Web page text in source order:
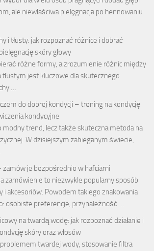
ale niewłaściwa pielęgnacja po hennowaniu
i tłusty: jak rozpoznać różnice i dobrać
skóry głowy
różne formy, a zrozumienie różnic między
tłustym jest kluczowe dla skutecznego
…
do dobrej kondycji – trening na kondycję
kondycyjne
modny trend, lecz także skuteczna metoda na
W dzisiejszym zabieganym świecie,
zamów je bezpośrednio w hafciarni
zamówienie to niezwykle popularny sposób
i akcesoriów. Powodem takiego znakowania
osobiste preferencje, przynależność …
na twardą wodę: jak rozpoznać działanie i
skóry oraz włosów
problemem twardej wody, stosowanie filtra